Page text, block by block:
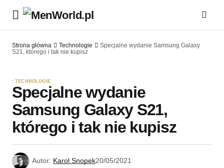
Strona główna Technologie
Specjalne wydanie Samsung Galaxy
S21, którego i tak nie kupisz
TECHNOLOGIE
Specjalne wydanie
Samsung Galaxy S21,
którego i tak nie kupisz
Autor: Karol Snopek20/05/2021